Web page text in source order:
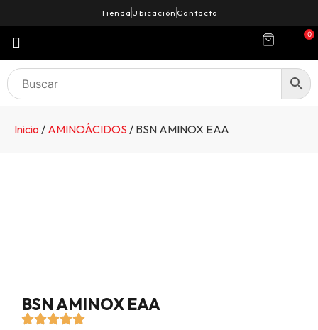
Tienda Ubicación Contacto
0
Inicio / AMINOÁCIDOS / BSN AMINOX EAA
BSN AMINOX EAA